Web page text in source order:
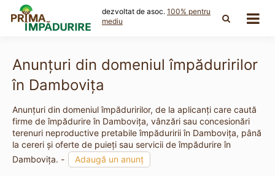
content
dezvoltat de asoc. 100% pentru
mediu
Anunțuri din domeniul împăduririlor
în Dambovița
Anunțuri din domeniul împăduririlor, de la aplicanți care caută
firme de împădurire în Dambovița, vânzări sau concesionări
terenuri neproductive pretabile împăduririi în Dambovița, până
la cereri și oferte de puieți sau servicii de împădurire în
Dambovița. -
Adaugă un anunț